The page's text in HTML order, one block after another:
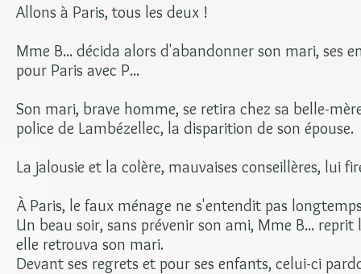
Allons à Paris, tous les deux !
Mme B... décida alors d'abandonner son mari, ses
pour Paris avec P...
Son mari, brave homme, se retira chez sa belle-
police de Lambézellec, la disparition de son épouse.
La jalousie et la colère, mauvaises conseillères, lui
À Paris, le faux ménage ne s'entendit pas
Un beau soir, sans prévenir son ami, Mme B...
elle retrouva son mari.
Devant ses regrets et pour ses enfants, celui-ci